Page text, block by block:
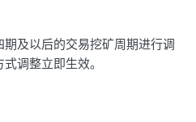
及以后的交易挖矿周期进行调
调整立即生效。